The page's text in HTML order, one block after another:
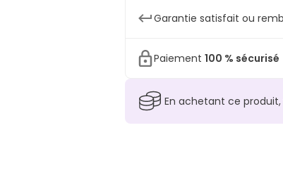
Garantie satisfait ou
Paiement 100 % sécurisé
En achetant ce